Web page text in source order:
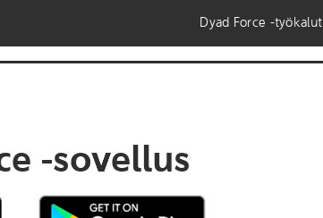
Dyad Force -työkalut
-sovellus